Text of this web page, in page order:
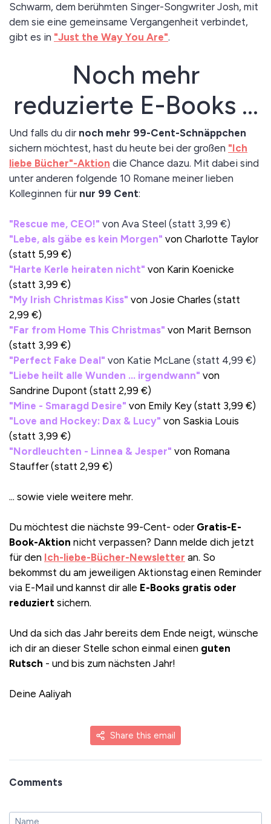
Schwarm, dem berühmten Singer-Songwriter Josh, mit
dem sie eine gemeinsame Vergangenheit verbindet,
gibt es in "Just the Way You Are".
Noch mehr
reduzierte E-Books ...
Und falls du dir noch mehr 99-Cent-Schnäppchen
sichern möchtest, hast du heute bei der großen "Ich
liebe Bücher"-Aktion die Chance dazu. Mit dabei sind
unter anderen folgende 10 Romane meiner lieben
Kolleginnen für nur 99 Cent:
"Rescue me, CEO!" von Ava Steel (statt 3,99 €)
"Lebe, als gäbe es kein Morgen" von Charlotte Taylor
(statt 5,99 €)
"Harte Kerle heiraten nicht" von Karin Koenicke
(statt 3,99 €)
"My Irish Christmas Kiss" von Josie Charles (statt
2,99 €)
"Far from Home This Christmas" von Marit Bernson
(statt 3,99 €)
"Perfect Fake Deal" von Katie McLane (statt 4,99 €)
"Liebe heilt alle Wunden ... irgendwann" von
Sandrine Dupont (statt 2,99 €)
"Mine - Smaragd Desire" von Emily Key (statt 3,99 €)
"Love and Hockey: Dax & Lucy" von Saskia Louis
(statt 3,99 €)
"Nordleuchten - Linnea & Jesper" von Romana
Stauffer (statt 2,99 €)
... sowie viele weitere mehr.
Du möchtest die nächste 99-Cent- oder Gratis-E-
Book-Aktion nicht verpassen? Dann melde dich jetzt
für den Ich-liebe-Bücher-Newsletter an. So
bekommst du am jeweiligen Aktionstag einen Reminder
via E-Mail und kannst dir alle E-Books gratis oder
reduziert sichern.
Und da sich das Jahr bereits dem Ende neigt, wünsche
ich dir an dieser Stelle schon einmal einen guten
Rutsch - und bis zum nächsten Jahr!
Deine Aaliyah
Share this email
Comments